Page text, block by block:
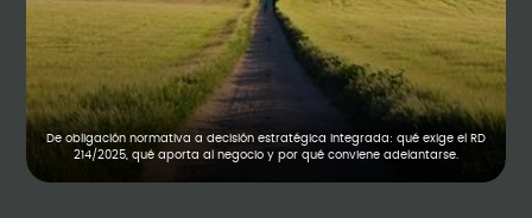
De obligación normativa a decisión estratégica integrada: qué exige el RD
214/2025, qué aporta al negocio y por qué conviene adelantarse.